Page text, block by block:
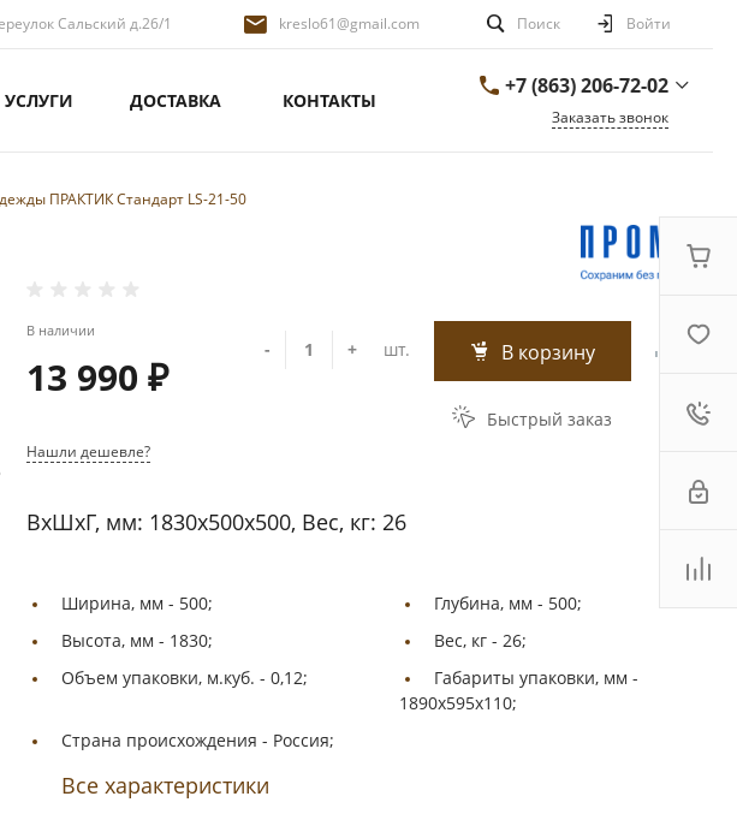
Сальский д.26/1 kreslo61@gmail.com Поиск Войти
УСЛУГИ ДОСТАВКА КОНТАКТЫ
+7 (863) 206-72-02
ПН-ПТ 9:00-18:00 СБ-
ВС ВЫХОДНОЙ
kreslo61@gmail.com
Заказать звонок
ПРАКТИК Стандарт LS-21-50
В наличии
13 990 ₽
- + шт. В корзину
Быстрый заказ
Нашли дешевле?
ВхШхГ, мм: 1830х500х500, Вес, кг: 26
Ширина, мм - 500; Глубина, мм - 500;
Высота, мм - 1830; Вес, кг -26;
Объем упаковки, м.куб. - 0,12;
Габариты упаковки, мм -
1890х595х110;
Страна происхождения - Россия;
Все характеристики